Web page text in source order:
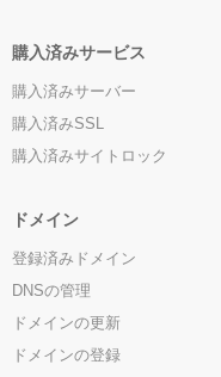
購入済みサービス
購入済みサーバー
購入済みSSL
購入済みサイトロック
ドメイン
登録済みドメイン
DNSの管理
ドメインの更新
ドメインの登録